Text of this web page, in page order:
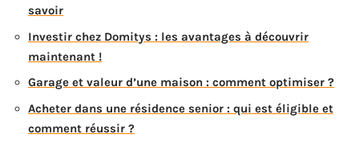
savoir
Investir chez Domitys : les avantages à découvrir
maintenant !
Garage et valeur d’une maison : comment optimiser ?
Acheter dans une résidence senior : qui est éligible et
comment réussir ?